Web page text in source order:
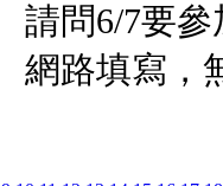
請問6/7要
網路填寫，